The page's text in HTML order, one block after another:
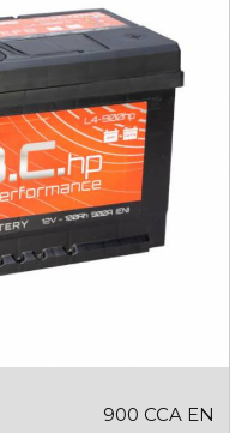
900 CCA EN